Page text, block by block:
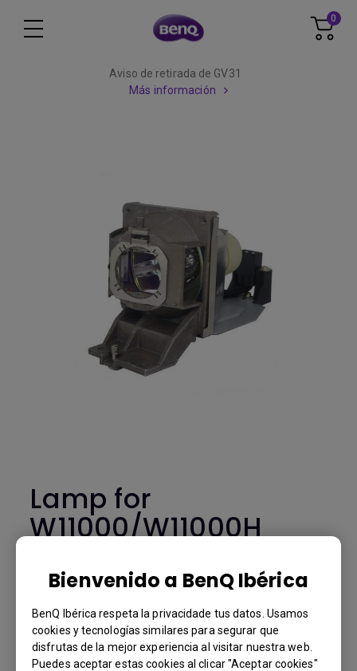
Bienvenido a BenQ Ibérica
BenQ Ibérica respeta la privacidade tus datos. Usamos
cookies y tecnologías similares para segurar que
disfrutas de la mejor experiencia al visitar nuestra web.
Puedes aceptar estas cookies al clicar "Aceptar cookies"
0
Aviso de retirada de GV31
Más información
Lamp for
W11000/W11000H
W11000/W11000H
BenQ Part Number: 5J.JFY05.001